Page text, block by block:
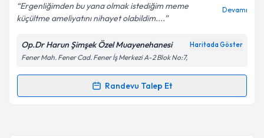
Kişisel verilerimin işlenmesine ilişkin
Aydınlatma
Metni'ni okudum ve kişisel verilerimin belirtilen
kapsamda işlenmesini kabul ediyorum.
Ergenliğimden bu yana olmak istediğim meme
küçültme ameliyatını nihayet olabildim....
Devamı
Op.Dr Harun Şimşek Özel Muayenehanesi Haritada Göster
Fener Mah. Fener Cad. Fener İş Merkezi A-2 Blok No:7,
Randevu Talep Et
Randevu Takvimi Talebi